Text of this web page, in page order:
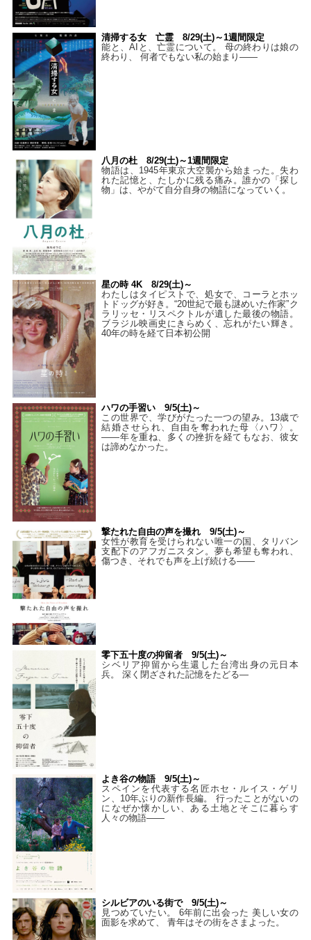
清掃する女 亡霊 8/29(土)～1週間限定
能と、AIと、亡霊について。 母の終わりは娘の
終わり、 何者でもない私の始まり――
八月の杜 8/29(土)～1週間限定
物語は、1945年東京大空襲から始まった。失わ
れた記憶と、たしかに残る痛み。誰かの「探し
物」は、やがて自分自身の物語になっていく。
星の時 4K 8/29(土)～
わたしはタイピストで、処⼥で、コーラとホッ
トドッグが好き。“20世紀で最も謎めいた作家”ク
ラリッセ・リスペクトルが遺した最後の物語。
ブラジル映画史にきらめく、忘れがたい輝き。
40年の時を経て⽇本初公開
ハワの手習い 9/5(土)～
この世界で、学びがたった一つの望み。13歳で
結婚させられ、自由を奪われた母〈ハワ〉。
——年を重ね、多くの挫折を経てもなお、彼女
は諦めなかった。
撃たれた自由の声を撮れ 9/5(土)～
女性が教育を受けられない唯一の国、タリバン
支配下のアフガニスタン。夢も希望も奪われ、
傷つき、それでも声を上げ続ける——
零下五十度の抑留者 9/5(土)～
シベリア抑留から生還した台湾出身の元日本
兵。 深く閉ざされた記憶をたどる—
よき谷の物語 9/5(土)～
スペインを代表する名匠ホセ・ルイス・ゲリ
ン、10年ぶりの新作長編。 行ったことがないの
になぜか懐かしい、ある土地とそこに暮らす
人々の物語――
シルビアのいる街で 9/5(土)～
見つめていたい。 6年前に出会った 美しい女の
面影を求めて、 青年はその街をさまよった。